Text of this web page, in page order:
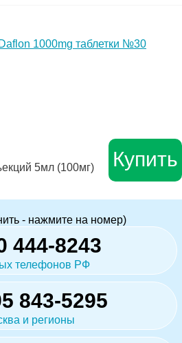
1000mg таблетки №30
5мл (100мг)
Купить
- нажмите на номер)
444-8243
телефонов РФ
843-5295
и регионы